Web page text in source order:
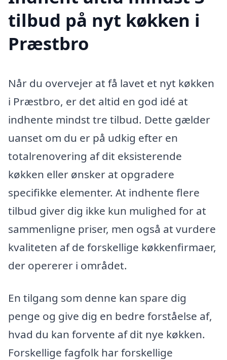
tilbud på nyt køkken i
Præstbro
Når du overvejer at få lavet et nyt køkken
i Præstbro, er det altid en god idé at
indhente mindst tre tilbud. Dette gælder
uanset om du er på udkig efter en
totalrenovering af dit eksisterende
køkken eller ønsker at opgradere
specifikke elementer. At indhente flere
tilbud giver dig ikke kun mulighed for at
sammenligne priser, men også at vurdere
kvaliteten af de forskellige køkkenfirmaer,
der opererer i området.
En tilgang som denne kan spare dig
penge og give dig en bedre forståelse af,
hvad du kan forvente af dit nye køkken.
Forskellige fagfolk har forskellige